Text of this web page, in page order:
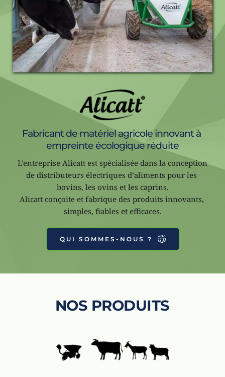
Fabricant de matériel agricole innovant à
empreinte écologique réduite
L’entreprise Alicatt est spécialisée dans la conception
de distributeurs électriques d’aliments pour les
bovins, les ovins et les caprins.
Alicatt conçoite et fabrique des produits innovants,
simples, fiables et efficaces.
QUI SOMMES-NOUS ?
NOS PRODUITS